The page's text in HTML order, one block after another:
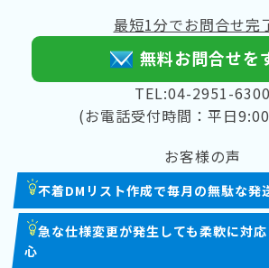
最短1分でお問合せ完
無料お問合せを
TEL:04-2951-6300
(お電話受付時間：平日
お客様の声
不着DMリスト作成で毎月の無駄な発
急な仕様変更が発生しても柔軟に対
心